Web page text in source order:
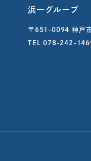
浜一グループ
〒651-0094 神戸
TEL078-242-